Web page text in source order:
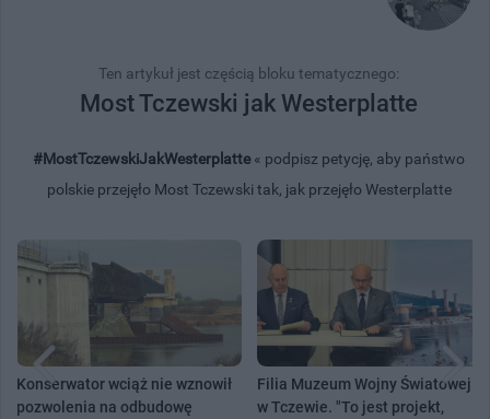
Ten artykuł jest częścią bloku tematycznego:
Most Tczewski jak Westerplatte
#MostTczewskiJakWesterplatte« podpisz petycję, aby państwo
polskie przejęło Most Tczewski tak, jak przejęło Westerplatte
Konserwator wciąż nie wznowił
pozwolenia na odbudowę
Filia Muzeum Wojny Światowej
w Tczewie. "To jest projekt,